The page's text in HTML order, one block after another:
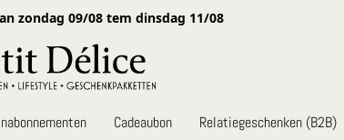
zondag 09/08 tem dinsdag 11/08
Cadeaubon Relatiegeschenken (B2B)